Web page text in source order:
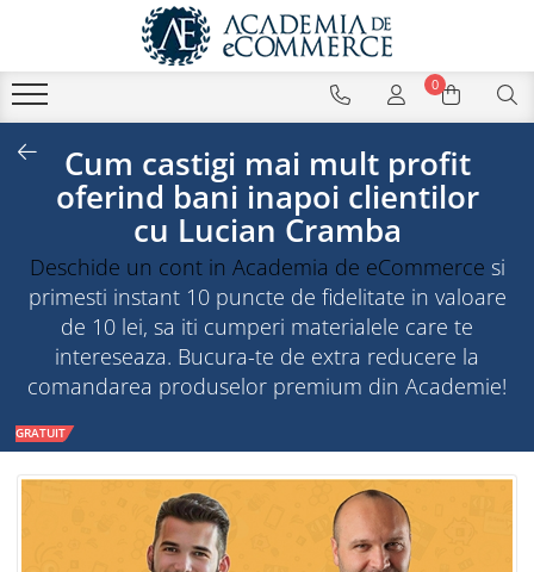
0
Cum castigi mai mult profit
oferind bani inapoi clientilor
cu Lucian Cramba
Deschide un cont in Academia de eCommerce si
primesti instant 10 puncte de fidelitate in valoare
de 10 lei, sa iti cumperi materialele care te
intereseaza. Bucura-te de extra reducere la
comandarea produselor premium din Academie!
GRATUIT